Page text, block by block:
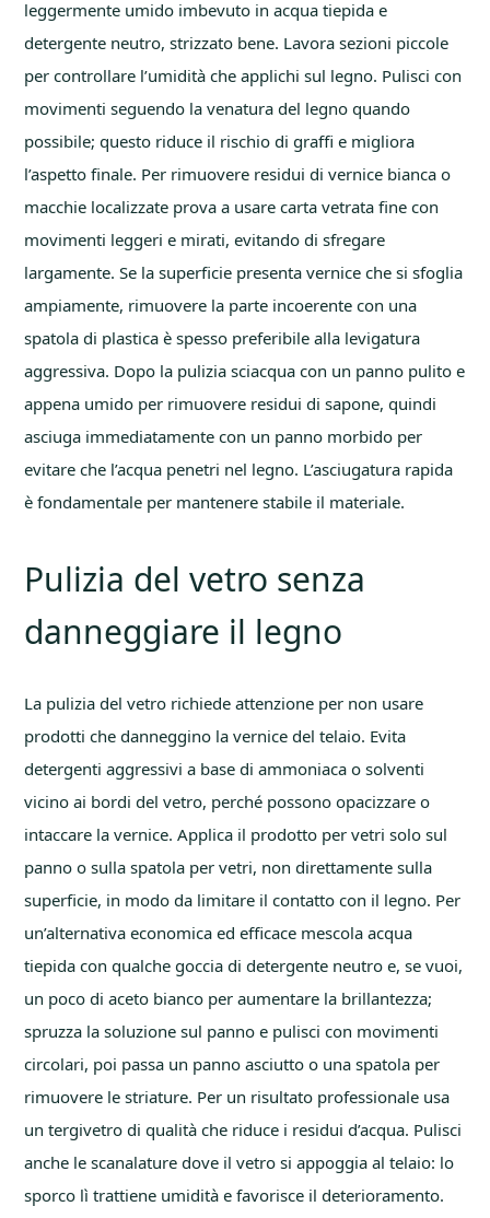
leggermente umido imbevuto in acqua tiepida e
detergente neutro, strizzato bene. Lavora sezioni piccole
per controllare l’umidità che applichi sul legno. Pulisci con
movimenti seguendo la venatura del legno quando
possibile; questo riduce il rischio di graffi e migliora
l’aspetto finale. Per rimuovere residui di vernice bianca o
macchie localizzate prova a usare carta vetrata fine con
movimenti leggeri e mirati, evitando di sfregare
largamente. Se la superficie presenta vernice che si sfoglia
ampiamente, rimuovere la parte incoerente con una
spatola di plastica è spesso preferibile alla levigatura
aggressiva. Dopo la pulizia sciacqua con un panno pulito e
appena umido per rimuovere residui di sapone, quindi
asciuga immediatamente con un panno morbido per
evitare che l’acqua penetri nel legno. L’asciugatura rapida
è fondamentale per mantenere stabile il materiale.
Pulizia del vetro senza
danneggiare il legno
La pulizia del vetro richiede attenzione per non usare
prodotti che danneggino la vernice del telaio. Evita
detergenti aggressivi a base di ammoniaca o solventi
vicino ai bordi del vetro, perché possono opacizzare o
intaccare la vernice. Applica il prodotto per vetri solo sul
panno o sulla spatola per vetri, non direttamente sulla
superficie, in modo da limitare il contatto con il legno. Per
un’alternativa economica ed efficace mescola acqua
tiepida con qualche goccia di detergente neutro e, se vuoi,
un poco di aceto bianco per aumentare la brillantezza;
spruzza la soluzione sul panno e pulisci con movimenti
circolari, poi passa un panno asciutto o una spatola per
rimuovere le striature. Per un risultato professionale usa
un tergivetro di qualità che riduce i residui d’acqua. Pulisci
anche le scanalature dove il vetro si appoggia al telaio: lo
sporco lì trattiene umidità e favorisce il deterioramento.